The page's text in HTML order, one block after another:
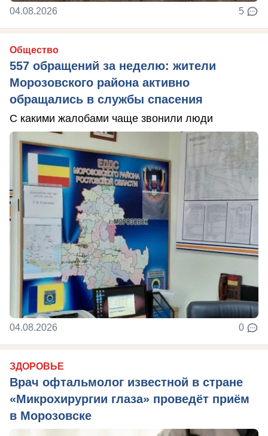
04.08.2026 5
Общество
557 обращений за неделю: жители
Морозовского района активно
обращались в службы спасения
С какими жалобами чаще звонили люди
04.08.2026 0
ЗДОРОВЬЕ
Врач офтальмолог известной в стране
«Микрохирургии глаза» проведёт приём
в Морозовске